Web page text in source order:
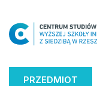
content
PRZEDMIOT